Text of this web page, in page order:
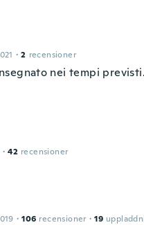
· 2 recensioner
nei tempi
· 42 recensioner
· 106 recensioner · 19